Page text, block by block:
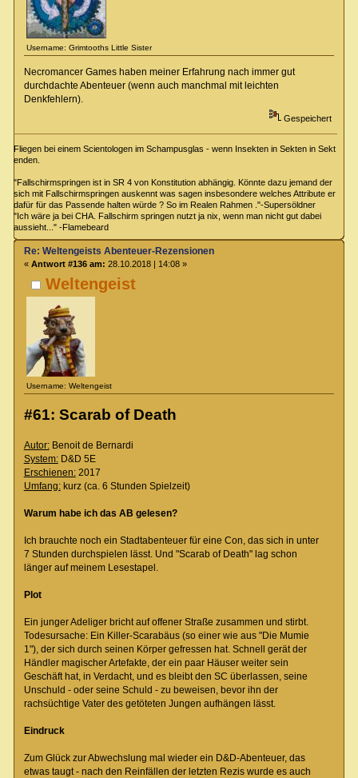
Username: Grimtooths Little Sister
Necromancer Games haben meiner Erfahrung nach immer gut
durchdachte Abenteuer (wenn auch manchmal mit leichten
Denkfehlern).
Gespeichert
Fliegen bei einem Scientologen im Schampusglas - wenn Insekten in Sekten in Sekt
enden.
"Fallschirmspringen ist in SR 4 von Konstitution abhängig. Könnte dazu jemand der
sich mit Fallschirmspringen auskennt was sagen insbesondere welches Attribute er
dafür für das Passende halten würde ? So im Realen Rahmen ."-Supersöldner
"Ich wäre ja bei CHA. Fallschirm springen nutzt ja nix, wenn man nicht gut dabei
aussieht..." -Flamebeard
Weltengeist
Username: Weltengeist
Re: Weltengeists Abenteuer-Rezensionen
« Antwort #136 am: 28.10.2018 | 14:08 »
#61: Scarab of Death
Autor:Benoit de Bernardi
System:D&D 5E
Erschienen:2017
Umfang:kurz (ca. 6 Stunden Spielzeit)
Warum habe ich das AB gelesen?
Ich brauchte noch ein Stadtabenteuer für eine Con, das sich in unter
7 Stunden durchspielen lässt. Und "Scarab of Death" lag schon
länger auf meinem Lesestapel.
Plot
Ein junger Adeliger bricht auf offener Straße zusammen und stirbt.
Todesursache: Ein Killer-Scarabäus (so einer wie aus "Die Mumie
1"), der sich durch seinen Körper gefressen hat. Schnell gerät der
Händler magischer Artefakte, der ein paar Häuser weiter sein
Geschäft hat, in Verdacht, und es bleibt den SC überlassen, seine
Unschuld - oder seine Schuld - zu beweisen, bevor ihn der
rachsüchtige Vater des getöteten Jungen aufhängen lässt.
Eindruck
Zum Glück zur Abwechslung mal wieder ein D&D-Abenteuer, das
etwas taugt - nach den Reinfällen der letzten Rezis wurde es auch